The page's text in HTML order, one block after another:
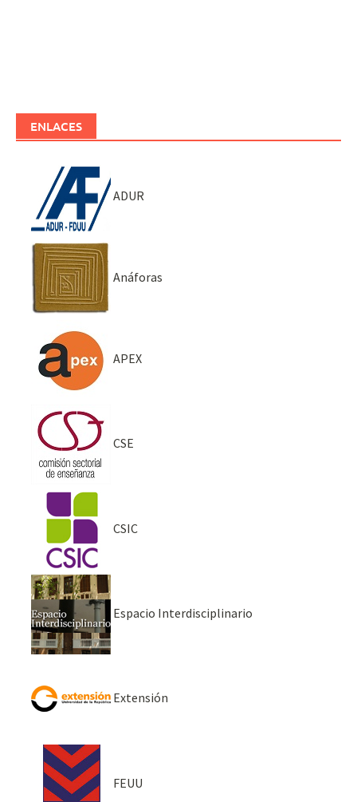
ENLACES
ADUR
Anáforas
APEX
CSE
CSIC
Espacio Interdisciplinario
Extensión
FEUU